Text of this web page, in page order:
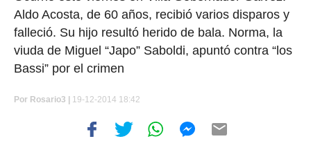
Aldo Acosta, de 60 años, recibió varios disparos y
falleció. Su hijo resultó herido de bala. Norma, la
viuda de Miguel “Japo” Saboldi, apuntó contra “los
Bassi” por el crimen
Por Rosario3 | 19-12-2014 18:42